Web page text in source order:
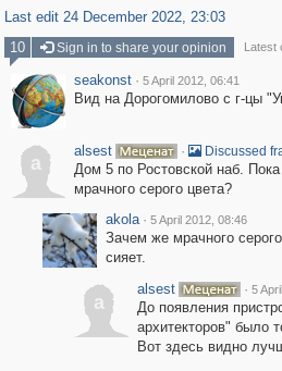
Last edit 24 December 2022, 23:03
10
Sign in to share your opinion Latest
seakonst · 5 April 2012, 06:41
Вид на Дорогомилово с г-цы
a
alsest · Discussed
Дом 5 по Ростовской наб.
мрачного серого цвета?
akola · 5 April 2012, 08:46
Зачем же мрачного
сияет.
a
alsest · 5
До появления
архитекторов" было
Вот здесь видно